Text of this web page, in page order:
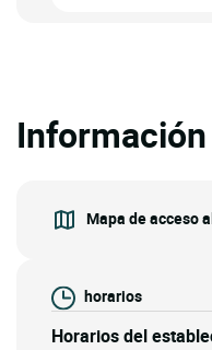
Mapa de acceso
horarios
Horarios del